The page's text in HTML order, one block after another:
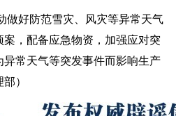
做好防范雪灾、风灾等异常天气
，配备应急物资，加强应对突
常天气等突发事件而影响生产
）